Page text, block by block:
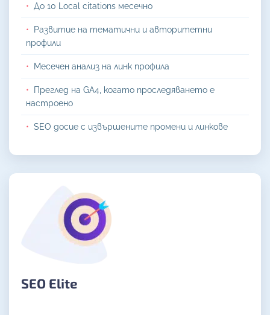
До 10 Local citations месечно
Развитие на тематични и авторитетни
профили
Месечен анализ на линк профила
Преглед на GA4, когато проследяването е
настроено
SEO досие с извършените промени и линкове
SEO Elite